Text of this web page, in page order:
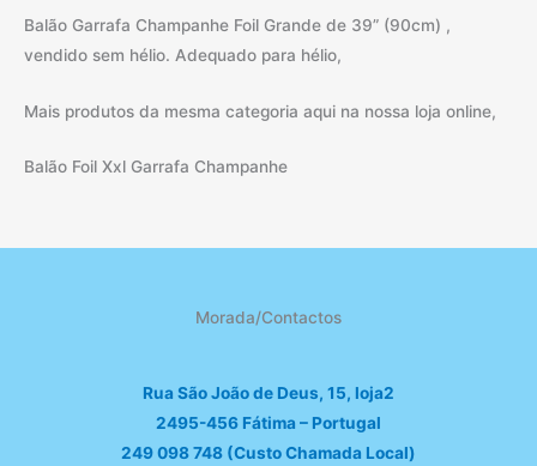
Balão Garrafa Champanhe Foil Grande de 39” (90cm) ,
vendido sem hélio. Adequado para hélio,
Mais produtos da mesma categoria aqui na nossa loja online,
Balão Foil Xxl Garrafa Champanhe
Morada/Contactos
Rua São João de Deus, 15, loja2
2495-456 Fátima – Portugal
249 098 748 (Custo Chamada Local)